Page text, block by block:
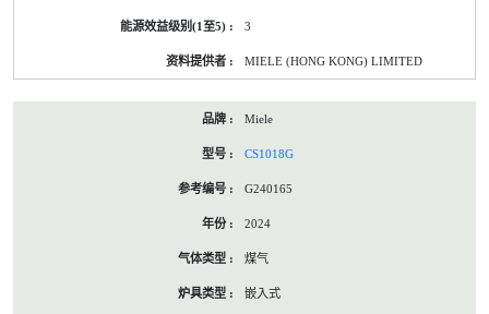
3
MIELE (HONG KONG) LIMITED
Miele
CS1018G
G240165
2024
煤气
嵌入式